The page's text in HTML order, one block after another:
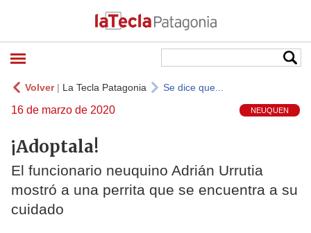
Volver| La Tecla Patagonia Se dice que...
16 de marzo de 2020 NEUQUEN
¡Adoptala!
El funcionario neuquino Adrián Urrutia
mostró a una perrita que se encuentra a su
cuidado